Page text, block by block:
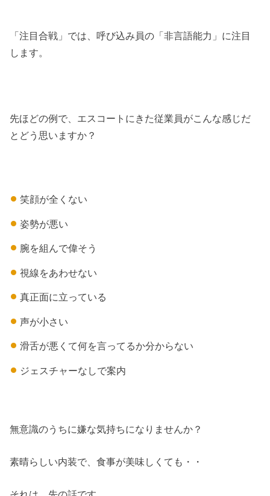
「注目合戦」では、呼び込み員の「非言語能力」に注目
します。
先ほどの例で、エスコートにきた従業員がこんな感じだ
とどう思いますか？
笑顔が全くない
姿勢が悪い
腕を組んで偉そう
視線をあわせない
真正面に立っている
声が小さい
滑舌が悪くて何を言ってるか分からない
ジェスチャーなしで案内
無意識のうちに嫌な気持ちになりませんか？
素晴らしい内装で、食事が美味しくても・・